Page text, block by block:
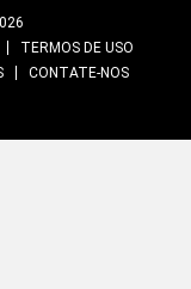
TERMOS DE USO
CONTATE-NOS